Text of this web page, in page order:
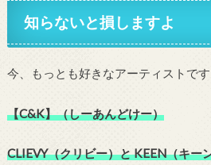
知らないと損しますよ
今、もっとも好きなアーティストです
【C&K】（しーあんどけー）
CLIEVY（クリビー）と KEEN（キー